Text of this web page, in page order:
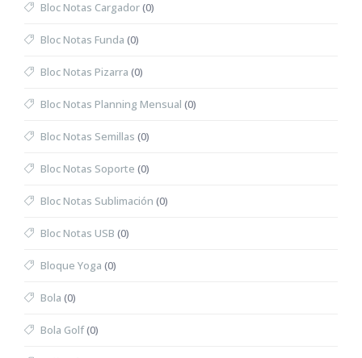
Bloc Notas Cargador(0)
Bloc Notas Funda (0)
Bloc Notas Pizarra (0)
Bloc Notas Planning Mensual (0)
Bloc Notas Semillas (0)
Bloc Notas Soporte (0)
Bloc Notas Sublimación (0)
Bloc Notas USB (0)
Bloque Yoga (0)
Bola (0)
Bola Golf(0)